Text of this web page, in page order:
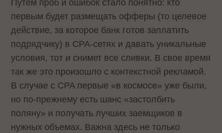
Путем проб и ошибок стало понятно: кто
первым будет размещать офферы (то целевое
действие, за которое банк готов заплатить
подрядчику) в CPA-сетях и давать уникальные
условия, тот и снимет все сливки. В свое время
так же это произошло с контекстной рекламой.
В случае с CPA первые «в космосе» уже были,
но по-прежнему есть шанс «застолбить
поляну» и получать лучших заемщиков в
нужных объемах. Важна здесь не только